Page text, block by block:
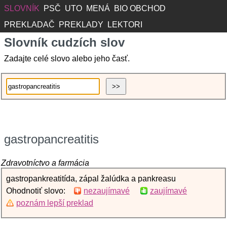
SLOVNÍK PSČ UTO MENÁ
BIO OBCHOD
PREKLADAČ
PREKLADY LEKTORI
Slovník cudzích slov
Zadajte celé slovo alebo jeho časť.
gastropancreatitis
Zdravotníctvo a farmácia
gastropankreatitída, zápal žalúdka a pankreasu
Ohodnotiť slovo:
nezaujímavé
zaujímavé
poznám lepší preklad